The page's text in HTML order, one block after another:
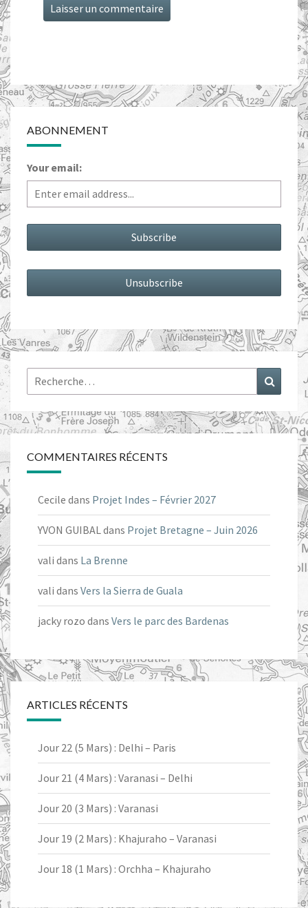
ABONNEMENT
Your email:
Rechercher :
COMMENTAIRES RÉCENTS
Cecile dans Projet Indes – Février 2027
YVON GUIBAL dans Projet Bretagne – Juin 2026
vali dans La Brenne
vali dans Vers la Sierra de Guala
jacky rozo dans Vers le parc des Bardenas
ARTICLES RÉCENTS
Jour 22 (5 Mars) : Delhi – Paris
Jour 21 (4 Mars) : Varanasi – Delhi
Jour 20 (3 Mars) : Varanasi
Jour 19 (2 Mars) : Khajuraho – Varanasi
Jour 18 (1 Mars) : Orchha – Khajuraho